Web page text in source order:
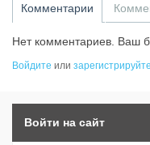
Комментарии
Нет комментариев. Ваш
Войдите или
Войти на сайт